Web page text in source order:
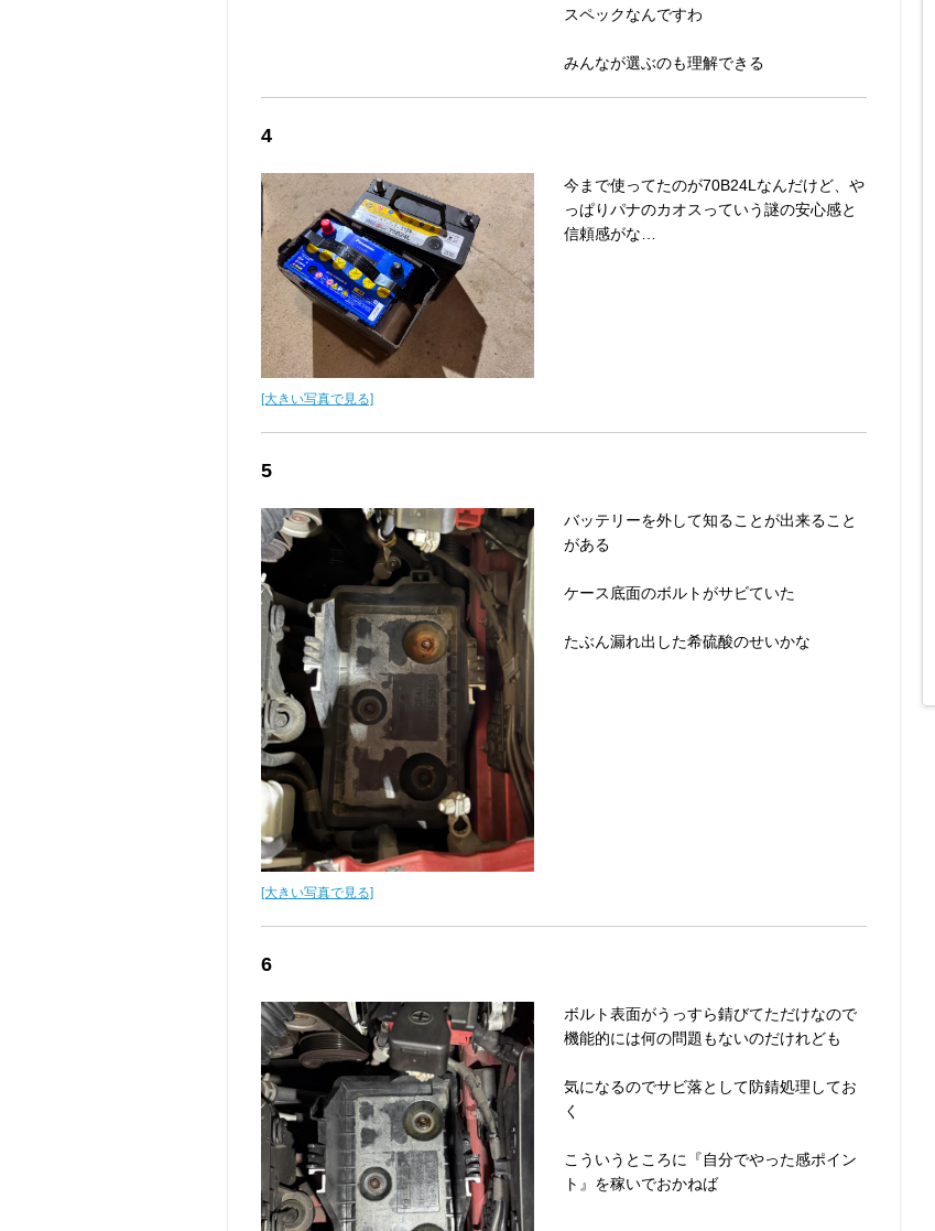
スペックなんですわ
みんなが選ぶのも理解できる
4
[大きい写真で見る]
今まで使ってたのが70B24Lなんだけど、や
っぱりパナのカオスっていう謎の安心感と
信頼感がな…
5
[大きい写真で見る]
バッテリーを外して知ることが出来ること
がある
ケース底面のボルトがサビていた
たぶん漏れ出した希硫酸のせいかな
6
ボルト表面がうっすら錆びてただけなので
機能的には何の問題もないのだけれども
気になるのでサビ落として防錆処理してお
く
こういうところに『自分でやった感ポイン
ト』を稼いでおかねば